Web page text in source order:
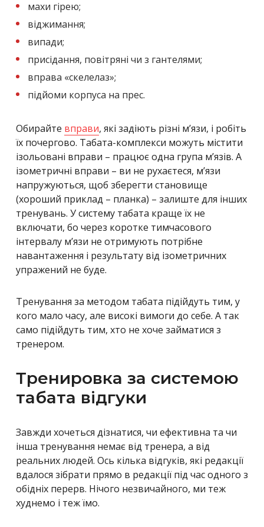
махи гірею;
віджимання;
випади;
присідання, повітряні чи з гантелями;
вправа «скелелаз»;
підйоми корпуса на прес.
Обирайте вправи, які задіють різні м’язи, і робіть
їх почергово. Табата-комплекси можуть містити
ізольовані вправи – працює одна група м’язів. А
ізометричні вправи – ви не рухаєтеся, м’язи
напружуються, щоб зберегти становище
(хороший приклад – планка) – залиште для інших
тренувань. У систему табата краще їх не
включати, бо через коротке тимчасового
інтервалу м’язи не отримують потрібне
навантаження і результату від ізометричних
упражений не буде.
Тренування за методом табата підійдуть тим, у
кого мало часу, але високі вимоги до себе. А так
само підійдуть тим, хто не хоче займатися з
тренером.
Тренировка за системою
табата відгуки
Завжди хочеться дізнатися, чи ефективна та чи
інша тренування немає від тренера, а від
реальних людей. Ось кілька відгуків, які редакції
вдалося зібрати прямо в редакції під час одного з
обідніх перерв. Нічого незвичайного, ми теж
худнемо і теж їмо.